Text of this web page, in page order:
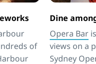
of
Dine
Opera Bar
views on a
Sydney